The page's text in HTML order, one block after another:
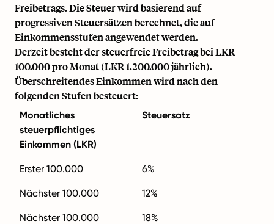
Freibetrags. Die Steuer wird basierend auf
progressiven Steuersätzen berechnet, die auf
Einkommensstufen angewendet werden.
Derzeit besteht der steuerfreie Freibetrag bei LKR
100.000 pro Monat (LKR 1.200.000 jährlich).
Überschreitendes Einkommen wird nach den
folgenden Stufen besteuert:
Monatliches
steuerpflichtiges
Einkommen (LKR)
Steuersatz
Erster 100.000 6%
Nächster 100.000 12%
Nächster 100.000 18%